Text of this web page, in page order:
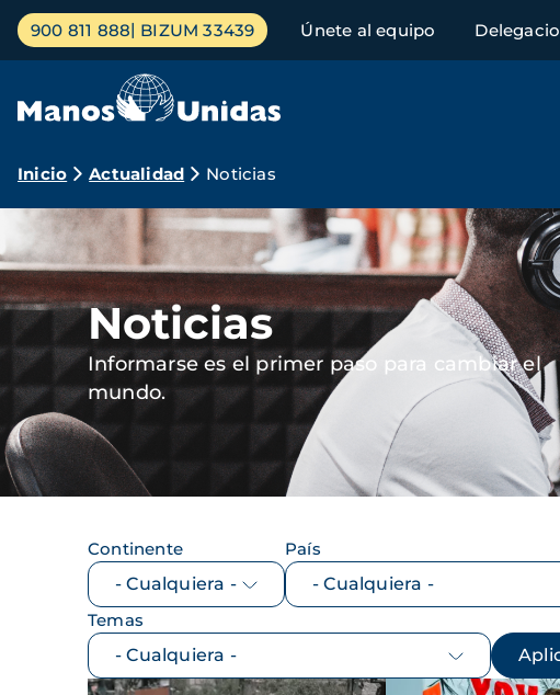
Pasar
contenido
Menú
principal
900 811 888 BIZUM 33439 Únete al equipo
Ruta
de
navegación
Inicio Actualidad Noticias
Imagen
Noticias
Informarse es el primer paso para cambiar el
mundo.
Continente País
Temas